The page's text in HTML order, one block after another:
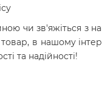
чи зв'яжіться з
в нашому
та надійності!